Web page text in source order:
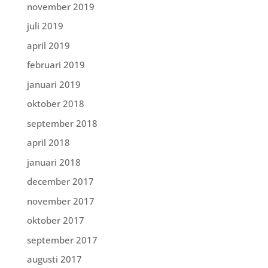
november 2019
juli 2019
april 2019
februari 2019
januari 2019
oktober 2018
september 2018
april 2018
januari 2018
december 2017
november 2017
oktober 2017
september 2017
augusti 2017